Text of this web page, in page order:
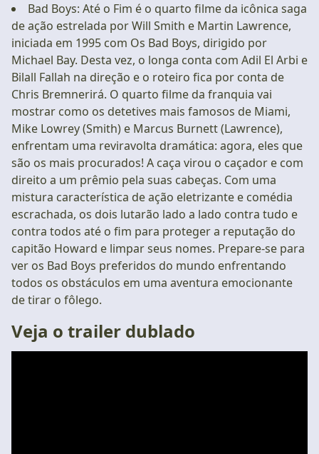
Bad Boys: Até o Fim é o quarto filme da icônica saga
de ação estrelada por Will Smith e Martin Lawrence,
iniciada em 1995 com Os Bad Boys, dirigido por
Michael Bay. Desta vez, o longa conta com Adil El Arbi e
Bilall Fallah na direção e o roteiro fica por conta de
Chris Bremnerirá. O quarto filme da franquia vai
mostrar como os detetives mais famosos de Miami,
Mike Lowrey (Smith) e Marcus Burnett (Lawrence),
enfrentam uma reviravolta dramática: agora, eles que
são os mais procurados! A caça virou o caçador e com
direito a um prêmio pela suas cabeças. Com uma
mistura característica de ação eletrizante e comédia
escrachada, os dois lutarão lado a lado contra tudo e
contra todos até o fim para proteger a reputação do
capitão Howard e limpar seus nomes. Prepare-se para
ver os Bad Boys preferidos do mundo enfrentando
todos os obstáculos em uma aventura emocionante
de tirar o fôlego.
Veja o trailer dublado